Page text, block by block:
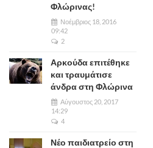
Φλώρινας!
Νοέμβριος 18, 2016
09:42
2
Αρκούδα επιτέθηκε
και τραυμάτισε
άνδρα στη Φλώρινα
Αύγουστος 20, 2017
14:29
4
Νέο παιδιατρείο στη